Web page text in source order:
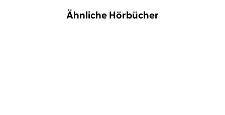
Ähnliche Hörbücher